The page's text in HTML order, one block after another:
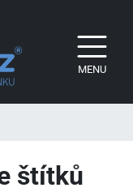
MENU
štítků